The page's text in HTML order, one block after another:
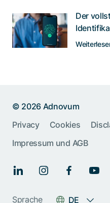
Der
© 2026 Adnovum
Privacy
Cookies
Impressum und AGB
Sprache DE